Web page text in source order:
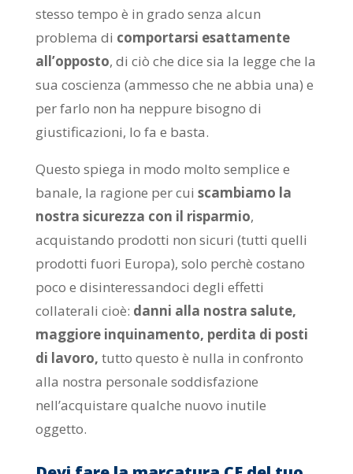
stesso tempo è in grado senza alcun
problema di comportarsi esattamente
all’opposto, di ciò che dice sia la legge che la
sua coscienza (ammesso che ne abbia una) e
per farlo non ha neppure bisogno di
giustificazioni, lo fa e basta.
Questo spiega in modo molto semplice e
banale, la ragione per cui scambiamo la
nostra sicurezza con il risparmio,
acquistando prodotti non sicuri (tutti quelli
prodotti fuori Europa), solo perchè costano
poco e disinteressandoci degli effetti
collaterali cioè: danni alla nostra salute,
maggiore inquinamento, perdita di posti
di lavoro, tutto questo è nulla in confronto
alla nostra personale soddisfazione
nell’acquistare qualche nuovo inutile
oggetto.